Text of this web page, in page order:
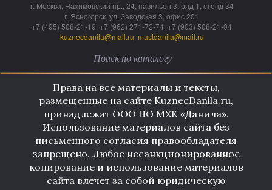
г. Москва, Нахимовский пр., 24, павильон 3, ряд 1, стенд 34
г. Ясногорск, ул. Заводская 3, офис 201
+7 (495) 508-21-19, +7 (962) 271-72-74, +7 (903) 508-21-04
kuznecdanila@mail.ru mastdanila@mail.ru
Права на все материалы и тексты,
размещенные на сайте KuznecDanila.ru,
принадлежат ООО ПО МХК «Данила».
Использование материалов сайта без
письменного согласия правообладателя
запрещено. Любое несанкционированное
копирование и использование материалов
сайта влечет за собой юридическую